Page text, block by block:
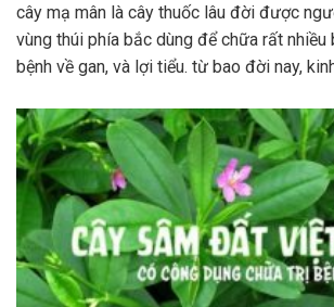
cây mạ mân là cây thuốc lâu đời được
vùng thúi phía bắc dùng để chữa rất nhiều
bệnh về gan, và lợi tiểu. từ bao đời nay,